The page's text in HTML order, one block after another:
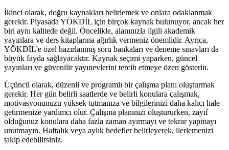
İkinci olarak, doğru kaynakları belirlemek ve onlara odaklanmak
gerekir. Piyasada YÖKDİL için birçok kaynak bulunuyor, ancak her
biri aynı kalitede değil. Öncelikle, alanınızla ilgili akademik
yayınlara ve ders kitaplarına ağırlık vermeniz önemlidir. Ayrıca,
YÖKDİL'e özel hazırlanmış soru bankaları ve deneme sınavları da
büyük fayda sağlayacaktır. Kaynak seçimi yaparken, güncel
yayınları ve güvenilir yayınevlerini tercih etmeye özen gösterin.
Üçüncü olarak, düzenli ve programlı bir çalışma planı oluşturmak
gerekir. Her gün belirli saatlerde ve belirli konulara çalışmak,
motivasyonunuzu yüksek tutmanıza ve bilgilerinizi daha kalıcı hale
getirmenize yardımcı olur. Çalışma planınızı oluştururken, zayıf
olduğunuz konulara daha fazla zaman ayırmayı ve tekrar yapmayı
unutmayın. Haftalık veya aylık hedefler belirleyerek, ilerlemenizi
takip edebilirsiniz.